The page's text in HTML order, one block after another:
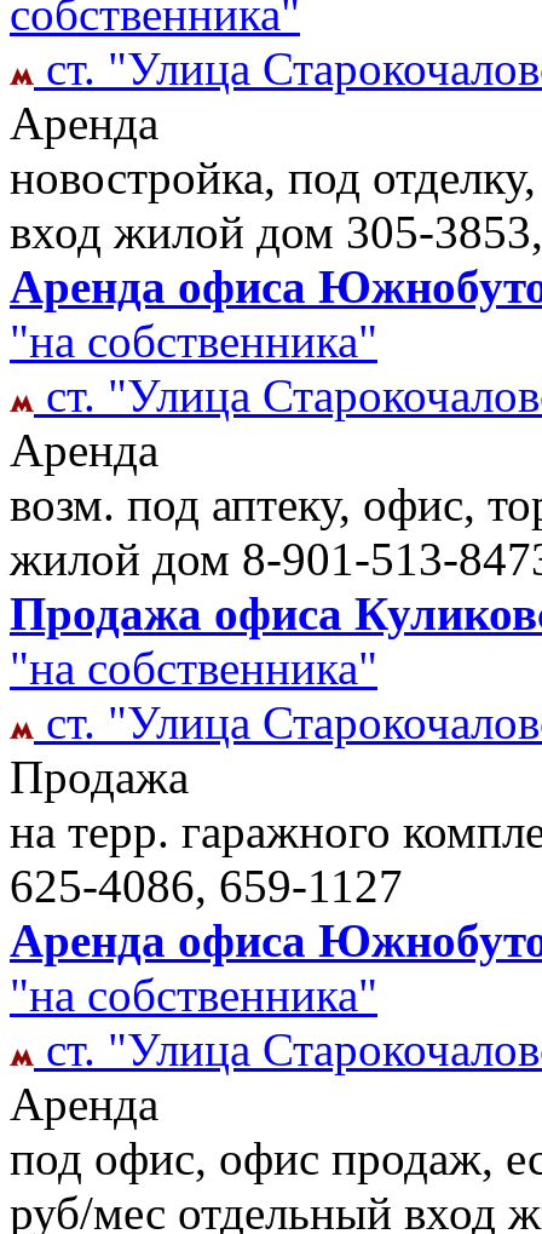
собственника"
ст. "Улица
Аренда
новостройка, под
вход жилой дом 305-
Аренда офиса
"на собственника"
ст. "Улица
Аренда
возм. под аптеку, офис,
жилой дом 8-901-513-
Продажа офиса
"на собственника"
ст. "Улица
Продажа
на терр. гаражного
625-4086, 659-1127
Аренда офиса
"на собственника"
ст. "Улица
Аренда
под офис, офис продаж,
руб/мес отдельный вход